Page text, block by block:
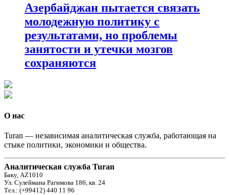
Азербайджан пытается связать
молодежную политику с
результатами, но проблемы
занятости и утечки мозгов
сохраняются
О нас
Turan — независимая аналитическая служба, работающая на
стыке политики, экономики и общества.
Аналитическая служба Turan
Баку, AZ1010
Ул. Сулеймана Рагимова 186, кв. 24
Тел.: (+99412) 440 11 96